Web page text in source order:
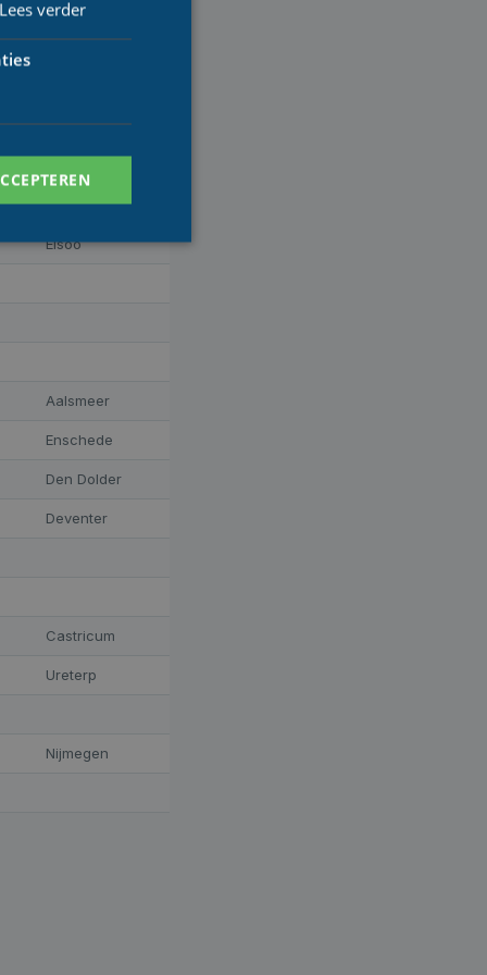
Ellecom
Elsoo
Aalsmeer
Enschede
Den Dolder
Deventer
Castricum
Ureterp
Nijmegen
Lees verder
cookies kunnen
Analytics -
commonly used
a client identifier.
used to calculate
this is
Analytics.
to store and
session state.